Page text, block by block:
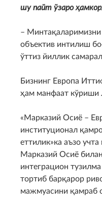
шу пайт ўзаро
– Минтақаларимизни
объектив интилиш
ўттиз йиллик
Бизнинг Европа
ҳам манфаат кўриши
«Марказий Осиё –
институционал
еттилик»ка аъзо
Марказий Осиё
интеграцион
тортиб барқарор
мажмуасини қамраб